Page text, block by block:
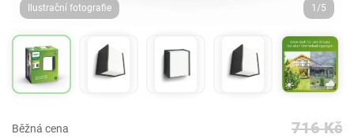
Ilustrační fotografie 1/5
Běžná cena 716 Kč